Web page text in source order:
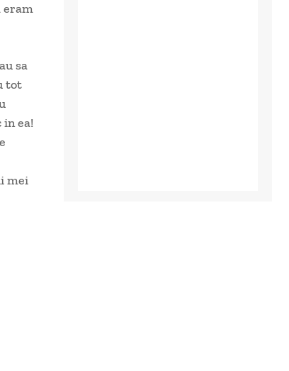
eram
sa
tot
ea!
mei